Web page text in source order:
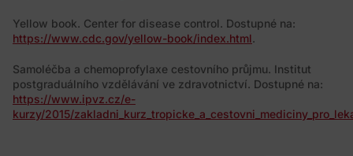
Yellow book. Center for disease control. Dostupné na:
https://www.cdc.gov/yellow-book/index.html.
Samoléčba a chemoprofylaxe cestovního průjmu. Institut
postgraduálního vzdělávání ve zdravotnictví. Dostupné na:
https://www.ipvz.cz/e-
kurzy/2015/